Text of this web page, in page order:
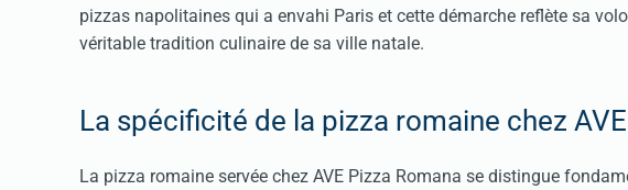
pizzas napolitaines qui a envahi Paris et cette démarche reflète sa
véritable tradition culinaire de sa ville natale.
La spécificité de la pizza romaine chez
La pizza romaine servée chez AVE Pizza Romana se distingue